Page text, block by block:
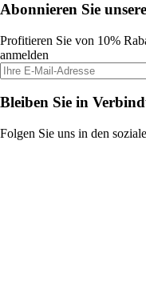
Abonnieren Sie
Profitieren Sie von 10%
anmelden
Bleiben Sie in
Folgen Sie uns in den